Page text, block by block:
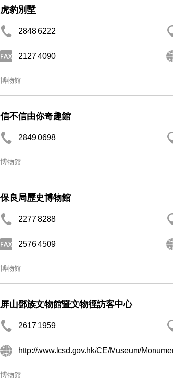
虎豹別墅
2848 6222
2127 4090
博物館
信不信由你奇趣館
2849 0698
博物館
保良局歷史博物館
2277 8288
2576 4509
博物館
屏山鄧族文物館暨文物徑訪客中心
2617 1959
http://www.lcsd.gov.hk/CE/Museum/
博物館